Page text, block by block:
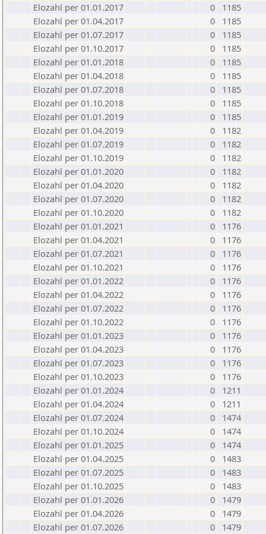
Elozahl per 01.01.2017
0
1185
Elozahl per 01.04.2017
0
1185
Elozahl per 01.07.2017
0
1185
Elozahl per 01.10.2017
0
1185
Elozahl per 01.01.2018
0
1185
Elozahl per 01.04.2018
0
1185
Elozahl per 01.07.2018
0
1185
Elozahl per 01.10.2018
0
1185
Elozahl per 01.01.2019
0
1185
Elozahl per 01.04.2019
0
1182
Elozahl per 01.07.2019
0
1182
Elozahl per 01.10.2019
0
1182
Elozahl per 01.01.2020
0
1182
Elozahl per 01.04.2020
0
1182
Elozahl per 01.07.2020
0
1182
Elozahl per 01.10.2020
0
1182
Elozahl per 01.01.2021
0
1176
Elozahl per 01.04.2021
0
1176
Elozahl per 01.07.2021
0
1176
Elozahl per 01.10.2021
0
1176
Elozahl per 01.01.2022
0
1176
Elozahl per 01.04.2022
0
1176
Elozahl per 01.07.2022
0
1176
Elozahl per 01.10.2022
0
1176
Elozahl per 01.01.2023
0
1176
Elozahl per 01.04.2023
0
1176
Elozahl per 01.07.2023
0
1176
Elozahl per 01.10.2023
0
1176
Elozahl per 01.01.2024
0
1211
Elozahl per 01.04.2024
0
1211
Elozahl per 01.07.2024
0
1474
Elozahl per 01.10.2024
0
1474
Elozahl per 01.01.2025
0
1474
Elozahl per 01.04.2025
0
1483
Elozahl per 01.07.2025
0
1483
Elozahl per 01.10.2025
0
1483
Elozahl per 01.01.2026
0
1479
Elozahl per 01.04.2026
0
1479
Elozahl per 01.07.2026
0
1479